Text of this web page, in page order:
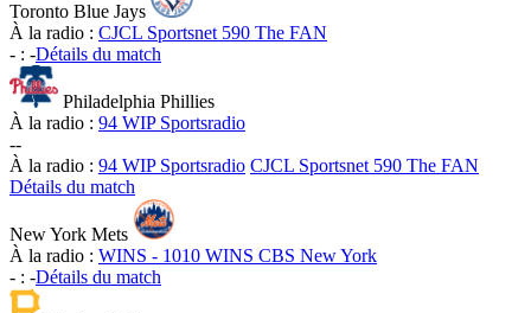
Toronto Blue Jays
À la radio : CJCL Sportsnet 590 The FAN
- : -Détails du match
Philadelphia Phillies
À la radio : 94 WIP Sportsradio
--
À la radio : 94 WIP Sportsradio CJCL Sportsnet 590 The FAN
Détails du match
New York Mets
À la radio : WINS - 1010 WINS CBS New York
- : -Détails du match